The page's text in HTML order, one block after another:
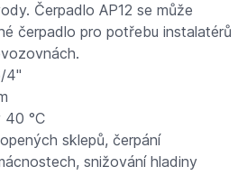
Čerpadlo AP12 se může
čerpadlo pro potřebu instalatérů
4"
40 °C
sklepů, čerpání
snižování hladiny